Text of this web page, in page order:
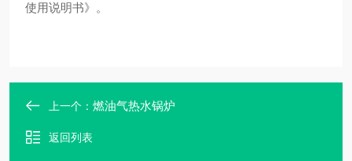
使用说明书》。
上一个： 燃油气热水锅炉
返回列表